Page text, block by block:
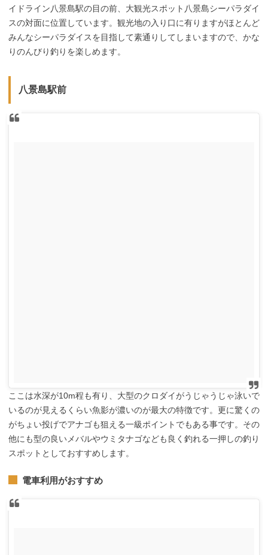
イドライン八景島駅の目の前、大観光スポット八景島シーパラダイ
スの対面に位置しています。観光地の入り口に有りますがほとんど
みんなシーパラダイスを目指して素通りしてしまいますので、かな
りのんびり釣りを楽しめます。
八景島駅前
ここは水深が10m程も有り、大型のクロダイがうじゃうじゃ泳いで
いるのが見えるくらい魚影が濃いのが最大の特徴です。更に驚くの
がちょい投げでアナゴも狙える一級ポイントでもある事です。その
他にも型の良いメバルやウミタナゴなども良く釣れる一押しの釣り
スポットとしておすすめします。
電車利用がおすすめ